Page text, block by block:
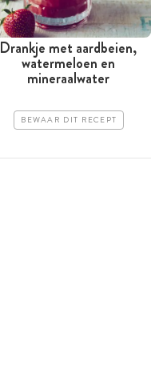
Drankje met aardbeien,
watermeloen en
mineraalwater
BEWAAR DIT RECEPT